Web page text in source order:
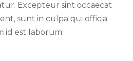
Excepteur sint occaecat
sunt in culpa qui officia
id est laborum.